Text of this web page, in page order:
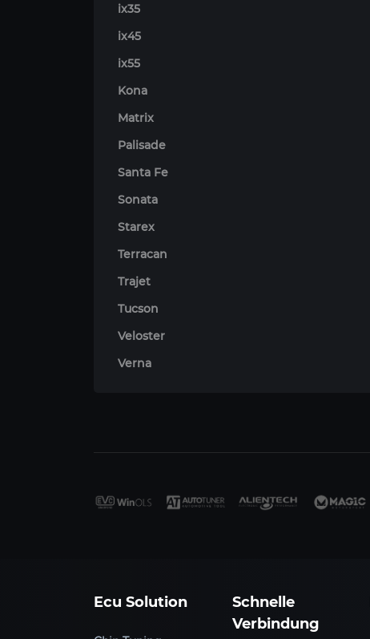
ix35
ix45
ix55
Kona
Matrix
Palisade
Santa Fe
Sonata
Starex
Terracan
Trajet
Tucson
Veloster
Verna
Ecu Solution
Schnelle
Verbindung